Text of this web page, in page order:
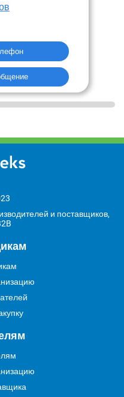
телефон
и поставщиков,